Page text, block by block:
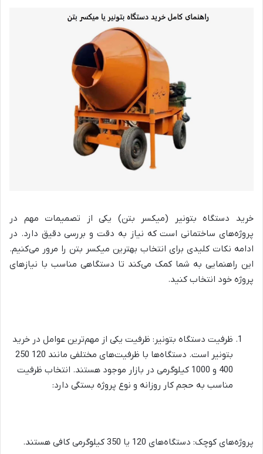
خرید دستگاه بتونیر (میکسر بتن) یکی از تصمیمات مهم در
پروژه‌های ساختمانی است که نیاز به دقت و بررسی دقیق دارد. در
ادامه نکات کلیدی برای انتخاب بهترین میکسر بتن را مرور می‌کنیم.
این راهنمایی به شما کمک می‌کند تا دستگاهی مناسب با نیازهای
پروژه خود انتخاب کنید.
ظرفیت دستگاه بتونیر: ظرفیت یکی از مهم‌ترین عوامل در خرید
بتونیر است. دستگاه‌ها با ظرفیت‌های مختلفی مانند 120 250
400 و 1000 کیلوگرمی در بازار موجود هستند. انتخاب ظرفیت
مناسب به حجم کار روزانه و نوع پروژه بستگی دارد:
پروژه‌های کوچک: دستگاه‌های 120 یا 350 کیلوگرمی کافی هستند.